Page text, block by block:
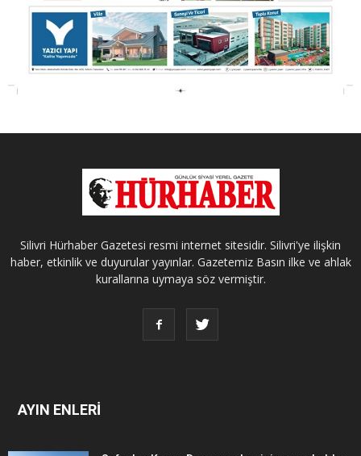
Silivri Hürhaber Gazetesi resmi internet sitesidir. Silivri'ye ilişkin
haber, etkinlik ve duyurular yayınlar. Gazetemiz Basın ilke ve ahlak
kurallarına uymaya söz vermiştir.
AYIN ENLERİ